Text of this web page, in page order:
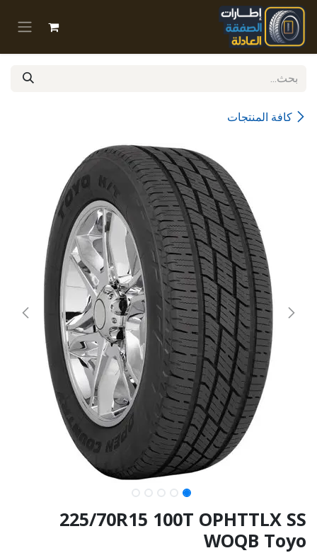
تخطي للذهاب إلى المحتوى
كافة المنتجات
225/70R15 100T OPHTTLX SS
WOQB Toyo